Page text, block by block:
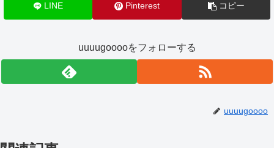
LINE Pinterest コピー
uuuugooooをフォローする
uuuugoooo